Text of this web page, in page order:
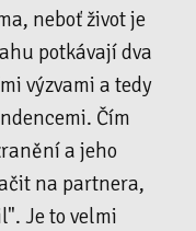
neboť život je
potkávají dva
výzvami a tedy
Čím
a jeho
na partnera,
Je to velmi